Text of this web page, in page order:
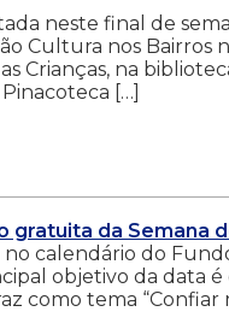
neste final de
Cultura nos Bairros
Crianças, na
[…]
gratuita da Semana
calendário do
objetivo da data
como tema “Confiar